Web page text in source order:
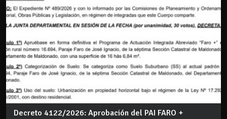
Decreto 4122/2026: Aprobación del PAI FARO +